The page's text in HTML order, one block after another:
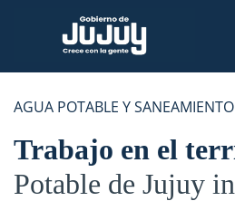
AGUA POTABLE Y SANEAMIENTO
Trabajo en el
Potable de Jujuy